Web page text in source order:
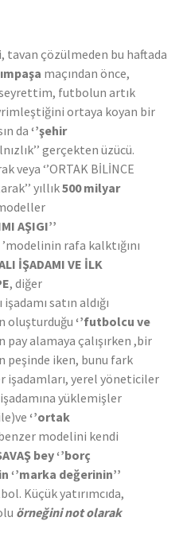
tavan çözülmeden bu haftada
maçından önce,
seyrettim, futbolun artık
ortaya koyan bir
da ‘’şehir
gerçekten üzücü.
veya ‘’ORTAK BİLİNCE
yıllık500 milyar
AŞIGI’’
’modelinin rafa kalktığını
İŞADAMI VE İLK
, diğer
satın aldığı
oluşturduğu ‘’futbolcu ve
pay alamaya çalışırken ,bir
peşinde iken, bunu fark
işadamları, yerel yöneticiler
yüklemişler
‘’ortak
modelini kendi
bey ‘’borç
‘’marka değerinin’’
Küçük yatırımcıda,
örneğini not olarak